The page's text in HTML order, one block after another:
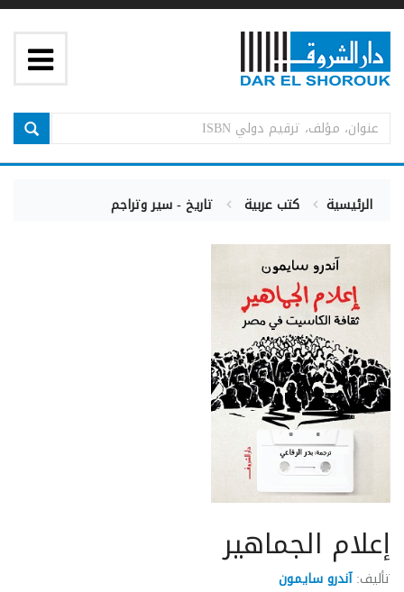
الرئيسية كتب عربية تاريخ - سير وتراجم
إعلام الجماهير
تأليف:آندرو سايمون